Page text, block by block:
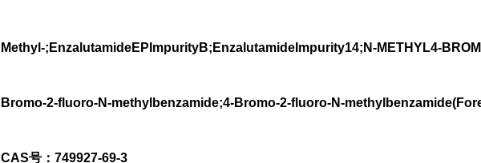
Methyl-;EnzalutamideEPImpurityB;EnzalutamideImpurity14;N-METHYL4-
Bromo-2-fluoro-N-methylbenzamide;4-Bromo-2-fluoro-N-
CAS号：749927-69-3